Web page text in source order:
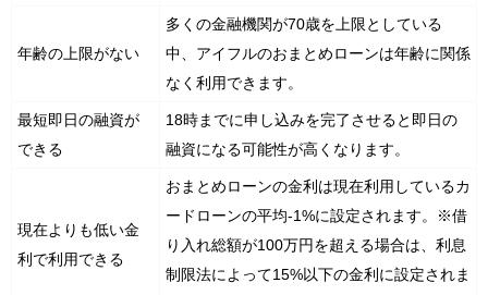
年齢の上限がない
多くの金融機関が70歳を上限としている
中、アイフルのおまとめローンは年齢に関係
なく利用できます。
最短即日の融資が
できる
18時までに申し込みを完了させると即日の
融資になる可能性が高くなります。
現在よりも低い金
利で利用できる
おまとめローンの金利は現在利用しているカ
ードローンの平均-1%に設定されます。※借
り入れ総額が100万円を超える場合は、利息
制限法によって15%以下の金利に設定されま